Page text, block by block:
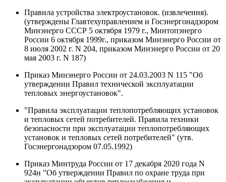
Правила устройства электроустановок. (извлечения).
(утверждены Главтехуправлением и Госэнергонадзором
Минэнерго СССР 5 октября 1979 г., Минтопэнерго
России 6 октября 1999г., приказом Минэнерго России от
8 июля 2002 г. N 204, приказом Минэнерго России от 20
мая 2003 г. N 187)
Приказ Минэнерго России от 24.03.2003 N 115 "Об
утверждении Правил технической эксплуатации
тепловых энергоустановок".
"Правила эксплуатации теплопотребляющих установок
и тепловых сетей потребителей. Правила техники
безопасности при эксплуатации теплопотребляющих
установок и тепловых сетей потребителей" (утв.
Госэнергонадзором 07.05.1992)
Приказ Минтруда России от 17 декабря 2020 года N
924н "Об утверждении Правил по охране труда при